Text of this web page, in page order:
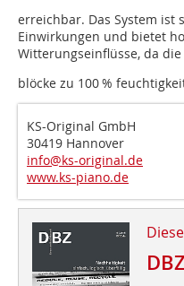
erreichbar. Das System ist
Einwirkungen und bietet
Witterungseinflüsse, da die
blöcke zu 100 %
KS-Original GmbH
30419 Hannover
info@ks-original.de
www.ks-piano.de